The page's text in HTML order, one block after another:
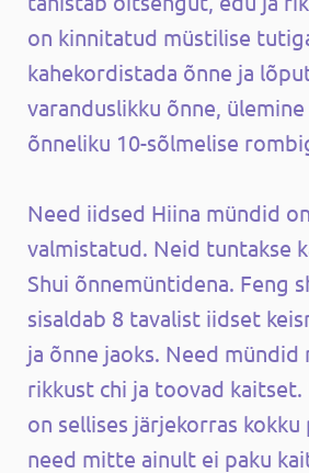
on kinnitatud müstilise
kahekordistada õnne ja
varanduslikku õnne,
õnneliku 10-sõlmelise
Need iidsed Hiina mündid
valmistatud. Neid tuntakse
Shui õnnemüntidena. Feng
sisaldab 8 tavalist iidset
ja õnne jaoks. Need
rikkust chi ja toovad
on sellises järjekorras
need mitte ainult ei paku